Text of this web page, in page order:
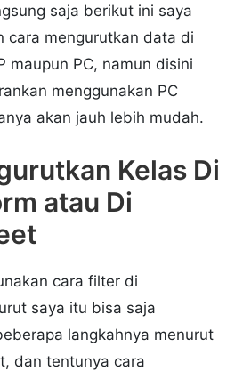
saja berikut ini saya
cara mengurutkan data di
maupun PC, namun disini
menggunakan PC
akan jauh lebih mudah.
Kelas Di
atau Di
cara filter di
saya itu bisa saja
langkahnya menurut
dan tentunya cara